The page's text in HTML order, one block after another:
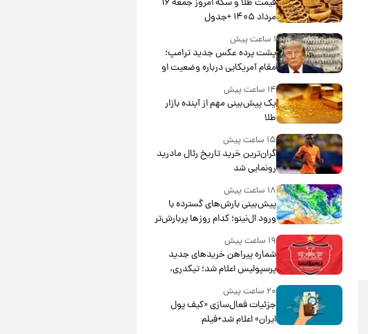
قیمت طلا و سکه امروز جمعه ۱۶
مرداد ۱۴۰۵ +جدول
۱ ساعت پیش
پشت پرده عکس جدید ترامپ؛
مقام آمریکایی درباره وضعیت او
چه گفت؟
۱۴ ساعت پیش
یک پیش‌بینی مهم از آینده بازار
طلا
۱۵ ساعت پیش
گران‌ترین خرید تاریخ رئال مادرید
رونمایی شد
۱۸ ساعت پیش
پیش‌بینی بارش‌های گسترده با
ورود ال‌نینو؛ کدام روزها پربارش‌تر
خواهند بود؟
۱۹ ساعت پیش
شماره پیراهن خریدهای جدید
پرسپولیس اعلام شد؛ تیکدری،
۲۰ ساعت پیش
جزئیات فعال‌سازی «کیف پول
ایران» اعلام شد+فیلم